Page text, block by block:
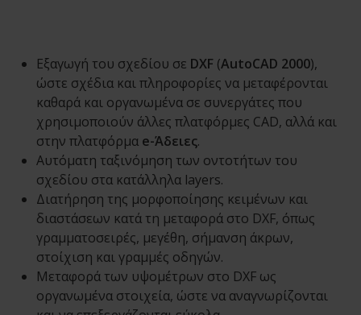
Εξαγωγή του σχεδίου σε DXF (AutoCAD 2000),
ώστε σχέδια και πληροφορίες να μεταφέρονται
καθαρά και οργανωμένα σε συνεργάτες που
χρησιμοποιούν άλλες πλατφόρμες CAD, αλλά και
στην πλατφόρμα e-Άδειες.
Αυτόματη ταξινόμηση των οντοτήτων του
σχεδίου στα κατάλληλα layers.
Διατήρηση της μορφοποίησης κειμένων και
διαστάσεων κατά τη μεταφορά στο DXF, όπως
γραμματοσειρές, μεγέθη, σήμανση άκρων,
στοίχιση και γραμμές οδηγών.
Μεταφορά των υψομέτρων στο DXF ως
οργανωμένα στοιχεία, ώστε να αναγνωρίζονται